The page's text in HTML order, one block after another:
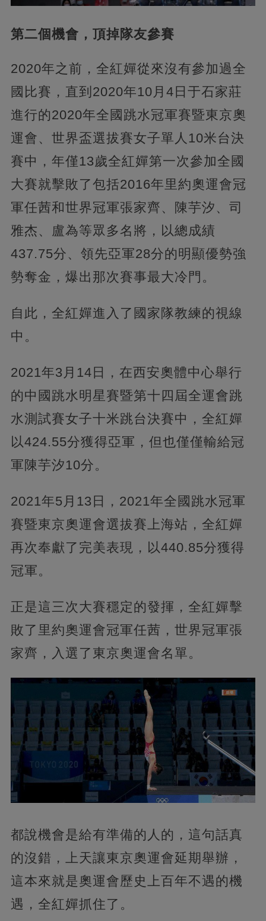
第二個機會，頂掉隊友參賽
2020年之前，全紅嬋從來沒有參加過全
國比賽，直到2020年10月4日于石家莊
進行的2020年全國跳水冠軍賽暨東京奧
運會、世界盃選拔賽女子單人10米台決
賽中，年僅13歲全紅嬋第一次參加全國
大賽就擊敗了包括2016年里約奧運會冠
軍任茜和世界冠軍張家齊、陳芋汐、司
雅杰、盧為等眾多名將，以總成績
437.75分、領先亞軍28分的明顯優勢強
勢奪金，爆出那次賽事最大冷門。
自此，全紅嬋進入了國家隊教練的視線
中。
2021年3月14日，在西安奧體中心舉行
的中國跳水明星賽暨第十四屆全運會跳
水測試賽女子十米跳台決賽中，全紅嬋
以424.55分獲得亞軍，但也僅僅輸給冠
軍陳芋汐10分。
2021年5月13日，2021年全國跳水冠軍
賽暨東京奧運會選拔賽上海站，全紅嬋
再次奉獻了完美表現，以440.85分獲得
冠軍。
正是這三次大賽穩定的發揮，全紅嬋擊
敗了里約奧運會冠軍任茜，世界冠軍張
家齊，入選了東京奧運會名單。
都說機會是給有準備的人的，這句話真
的沒錯，上天讓東京奧運會延期舉辦，
這本來就是奧運會歷史上百年不遇的機
遇，全紅嬋抓住了。